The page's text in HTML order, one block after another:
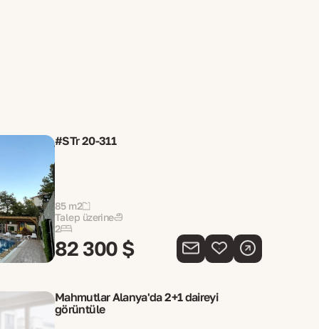
#STr 20-311
85 m2
Talep üzerine
2
82 300 $
Mahmutlar Alanya'da 2+1 daireyi
görüntüle